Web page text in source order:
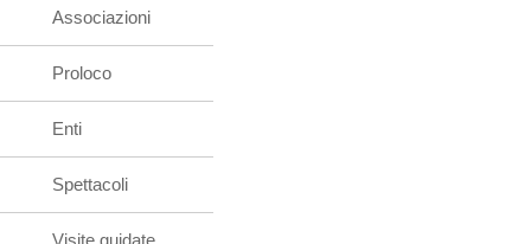
Associazioni
Proloco
Enti
Spettacoli
Visite guidate